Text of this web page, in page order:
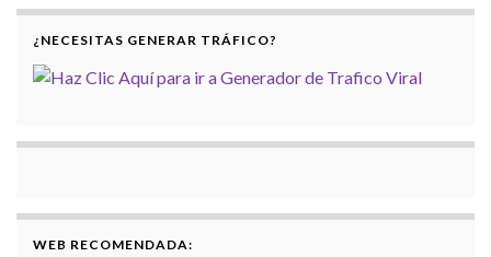
¿NECESITAS GENERAR TRÁFICO?
WEB RECOMENDADA: